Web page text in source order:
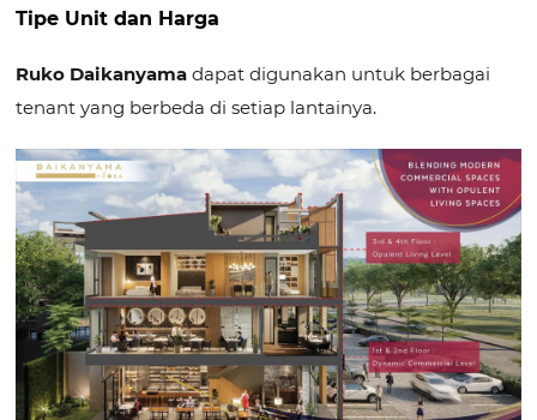
Tipe Unit dan Harga
Ruko Daikanyama dapat digunakan untuk berbagai
tenant yang berbeda di setiap lantainya.